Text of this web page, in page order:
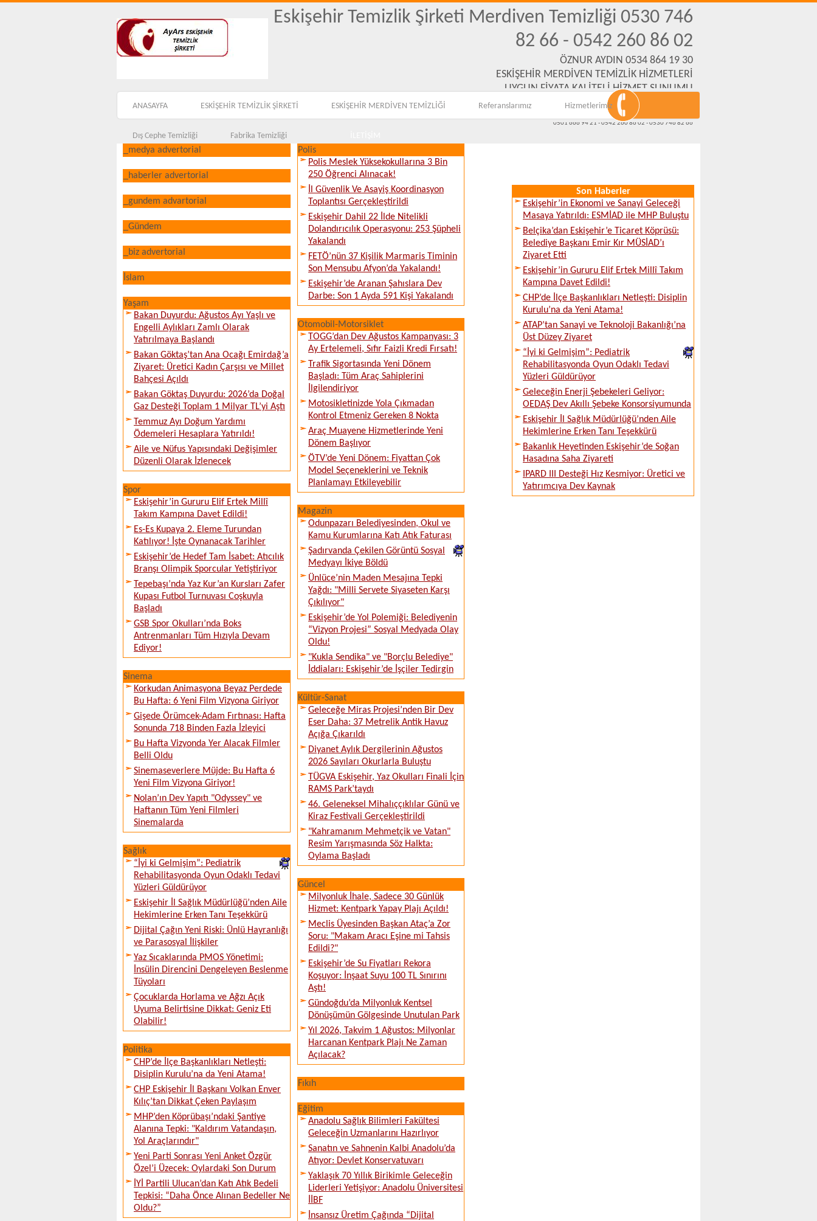
Eskişehir Temizlik Şirketi Merdiven Temizliği 0530 746
82 66 - 0542 260 86 02
ÖZNUR AYDIN 0534 864 19 30
ESKİŞEHİR MERDİVEN TEMİZLİK HİZMETLERİ
UYGUN FİYATA KALİTELİ HİZMET SUNUMU
Emek Mh. Yanartaş Sk. No:31 Eskişehir
www.eskisehirmerdiventemizliksirketi.com
0501 666 94 21 - 0542 260 86 02 - 0530 746 82 66
ANASAYFA ESKİŞEHİR TEMİZLİK ŞİRKETİ ESKİŞEHİR MERDİVEN TEMİZLİĞİ Referanslarımız Hizmetlerimiz
Dış Cephe Temizliği Fabrika Temizliği
_medya advertorial
_haberler advertorial
_gundem advartorial
_Gündem
_biz advertorial
İslam
Yaşam
Bakan Duyurdu: Ağustos Ayı Yaşlı ve
Engelli Aylıkları Zamlı Olarak
Yatırılmaya Başlandı
Bakan Göktaş’tan Ana Ocağı Emirdağ’a
Ziyaret: Üretici Kadın Çarşısı ve Millet
Bahçesi Açıldı
Bakan Göktaş Duyurdu: 2026’da Doğal
Gaz Desteği Toplam 1 Milyar TL’yi Aştı
Temmuz Ayı Doğum Yardımı
Ödemeleri Hesaplara Yatırıldı!
Aile ve Nüfus Yapısındaki Değişimler
Düzenli Olarak İzlenecek
Spor
Eskişehir’in Gururu Elif Ertek Millî
Takım Kampına Davet Edildi!
Es-Es Kupaya 2. Eleme Turundan
Katılıyor! İşte Oynanacak Tarihler
Eskişehir’de Hedef Tam İsabet: Atıcılık
Branşı Olimpik Sporcular Yetiştiriyor
Tepebaşı’nda Yaz Kur’an Kursları Zafer
Kupası Futbol Turnuvası Coşkuyla
Başladı
GSB Spor Okulları’nda Boks
Antrenmanları Tüm Hızıyla Devam
Ediyor!
Sinema
Korkudan Animasyona Beyaz Perdede
Bu Hafta: 6 Yeni Film Vizyona Giriyor
Gişede Örümcek-Adam Fırtınası: Hafta
Sonunda 718 Binden Fazla İzleyici
Bu Hafta Vizyonda Yer Alacak Filmler
Belli Oldu
Sinemaseverlere Müjde: Bu Hafta 6
Yeni Film Vizyona Giriyor!
Nolan’ın Dev Yapıtı "Odyssey" ve
Haftanın Tüm Yeni Filmleri
Sinemalarda
Sağlık
“İyi ki Gelmişim”: Pediatrik
Rehabilitasyonda Oyun Odaklı Tedavi
Yüzleri Güldürüyor
Eskişehir İl Sağlık Müdürlüğü’nden Aile
Hekimlerine Erken Tanı Teşekkürü
Dijital Çağın Yeni Riski: Ünlü Hayranlığı
ve Parasosyal İlişkiler
Yaz Sıcaklarında PMOS Yönetimi:
İnsülin Direncini Dengeleyen Beslenme
Tüyoları
Çocuklarda Horlama ve Ağzı Açık
Uyuma Belirtisine Dikkat: Geniz Eti
Olabilir!
Politika
CHP’de İlçe Başkanlıkları Netleşti:
Disiplin Kurulu’na da Yeni Atama!
CHP Eskişehir İl Başkanı Volkan Enver
Kılıç’tan Dikkat Çeken Paylaşım
MHP’den Köprübaşı’ndaki Şantiye
Alanına Tepki: "Kaldırım Vatandaşın,
Yol Araçlarındır"
Yeni Parti Sonrası Yeni Anket Özgür
Özel’i Üzecek: Oylardaki Son Durum
İYİ Partili Ulucan’dan Katı Atık Bedeli
Tepkisi: “Daha Önce Alınan Bedeller Ne
Oldu?”
Polis
Polis Meslek Yüksekokullarına 3 Bin
250 Öğrenci Alınacak!
İl Güvenlik Ve Asayiş Koordinasyon
Toplantısı Gerçekleştirildi
Eskişehir Dahil 22 İlde Nitelikli
Dolandırıcılık Operasyonu: 253 Şüpheli
Yakalandı
FETÖ’nün 37 Kişilik Marmaris Timinin
Son Mensubu Afyon’da Yakalandı!
Eskişehir’de Aranan Şahıslara Dev
Darbe: Son 1 Ayda 591 Kişi Yakalandı
Otomobil-Motorsiklet
TOGG’dan Dev Ağustos Kampanyası: 3
Ay Ertelemeli, Sıfır Faizli Kredi Fırsatı!
Trafik Sigortasında Yeni Dönem
Başladı: Tüm Araç Sahiplerini
İlgilendiriyor
Motosikletinizde Yola Çıkmadan
Kontrol Etmeniz Gereken 8 Nokta
Araç Muayene Hizmetlerinde Yeni
Dönem Başlıyor
ÖTV’de Yeni Dönem: Fiyattan Çok
Model Seçeneklerini ve Teknik
Planlamayı Etkileyebilir
Magazin
Odunpazarı Belediyesinden, Okul ve
Kamu Kurumlarına Katı Atık Faturası
Şadırvanda Çekilen Görüntü Sosyal
Medyayı İkiye Böldü
Ünlüce’nin Maden Mesajına Tepki
Yağdı: "Milli Servete Siyaseten Karşı
Çıkılıyor"
Eskişehir’de Yol Polemiği: Belediyenin
“Vizyon Projesi” Sosyal Medyada Olay
Oldu!
"Kukla Sendika" ve "Borçlu Belediye"
İddiaları: Eskişehir’de İşçiler Tedirgin
Kültür-Sanat
Geleceğe Miras Projesi’nden Bir Dev
Eser Daha: 37 Metrelik Antik Havuz
Açığa Çıkarıldı
Diyanet Aylık Dergilerinin Ağustos
2026 Sayıları Okurlarla Buluştu
TÜGVA Eskişehir, Yaz Okulları Finali İçin
RAMS Park’taydı
46. Geleneksel Mihalıççıklılar Günü ve
Kiraz Festivali Gerçekleştirildi
"Kahramanım Mehmetçik ve Vatan"
Resim Yarışmasında Söz Halkta:
Oylama Başladı
Güncel
Milyonluk İhale, Sadece 30 Günlük
Hizmet: Kentpark Yapay Plajı Açıldı!
Meclis Üyesinden Başkan Ataç’a Zor
Soru: "Makam Aracı Eşine mi Tahsis
Edildi?"
Eskişehir’de Su Fiyatları Rekora
Koşuyor: İnşaat Suyu 100 TL Sınırını
Aştı!
Gündoğdu’da Milyonluk Kentsel
Dönüşümün Gölgesinde Unutulan Park
Yıl 2026, Takvim 1 Ağustos: Milyonlar
Harcanan Kentpark Plajı Ne Zaman
Açılacak?
Fıkıh
Eğitim
Anadolu Sağlık Bilimleri Fakültesi
Geleceğin Uzmanlarını Hazırlıyor
Sanatın ve Sahnenin Kalbi Anadolu’da
Atıyor: Devlet Konservatuvarı
Yaklaşık 70 Yıllık Birikimle Geleceğin
Liderleri Yetişiyor: Anadolu Üniversitesi
İİBF
İnsansız Üretim Çağında “Dijital
Son Haberler
Eskişehir’in Ekonomi ve Sanayi Geleceği
Masaya Yatırıldı: ESMİAD ile MHP Buluştu
Belçika’dan Eskişehir’e Ticaret Köprüsü:
Belediye Başkanı Emir Kır MÜSİAD’ı
Ziyaret Etti
Eskişehir’in Gururu Elif Ertek Millî Takım
Kampına Davet Edildi!
CHP’de İlçe Başkanlıkları Netleşti: Disiplin
Kurulu’na da Yeni Atama!
ATAP’tan Sanayi ve Teknoloji Bakanlığı’na
Üst Düzey Ziyaret
“İyi ki Gelmişim”: Pediatrik
Rehabilitasyonda Oyun Odaklı Tedavi
Yüzleri Güldürüyor
Geleceğin Enerji Şebekeleri Geliyor:
OEDAŞ Dev Akıllı Şebeke Konsorsiyumunda
Eskişehir İl Sağlık Müdürlüğü’nden Aile
Hekimlerine Erken Tanı Teşekkürü
Bakanlık Heyetinden Eskişehir’de Soğan
Hasadına Saha Ziyareti
IPARD III Desteği Hız Kesmiyor: Üretici ve
Yatırımcıya Dev Kaynak